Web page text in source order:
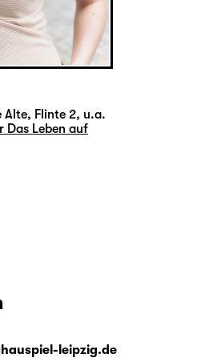
Alte, Flinte 2, u.a.
Das Leben auf
leipzig.de